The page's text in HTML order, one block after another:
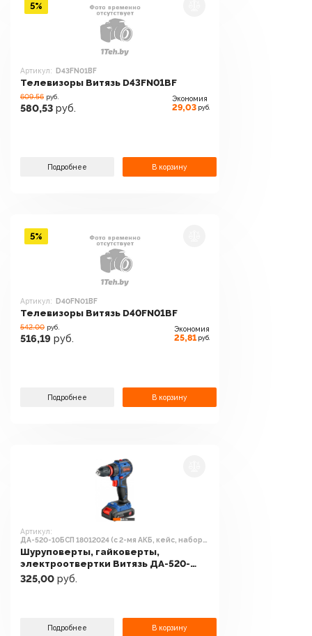
Артикул: D43FN01BF
Телевизоры Витязь D43FN01BF
609.56 руб.
580,53 руб.
Экономия
29,03 руб.
Подробнее В корзину
5%
Артикул: D40FN01BF
Телевизоры Витязь D40FN01BF
542.00 руб.
516,19 руб.
Экономия
25,81 руб.
Подробнее В корзину
5%
Артикул:
ДА-520-10БСП 18012024 (с 2-мя АКБ, кейс, набор
оснастки)
Шуруповерты, гайковерты,
электроотвертки Витязь ДА-520-
10БСП 18012024 (с 2-мя АКБ, кейс,
набор оснастки)
325,00 руб.
Подробнее В корзину